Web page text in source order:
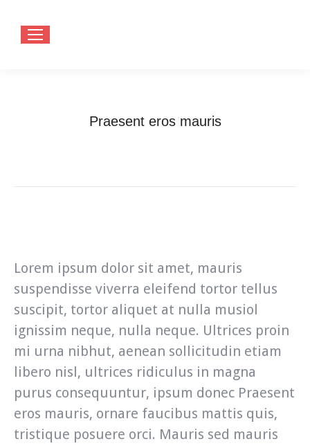
Praesent eros mauris
Lorem ipsum dolor sit amet, mauris
suspendisse viverra eleifend tortor tellus
suscipit, tortor aliquet at nulla musiol
ignissim neque, nulla neque. Ultrices proin
mi urna nibhut, aenean sollicitudin etiam
libero nisl, ultrices ridiculus in magna
purus consequuntur, ipsum donec Praesent
eros mauris, ornare faucibus mattis quis,
tristique posuere orci. Mauris sed mauris